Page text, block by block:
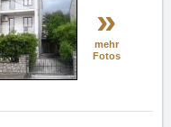
»
mehr
Fotos